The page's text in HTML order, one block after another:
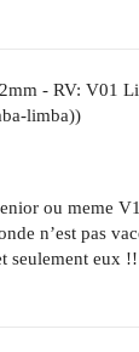
- RV: V01
limba))
ou meme
n’est pas
seulement eux !!